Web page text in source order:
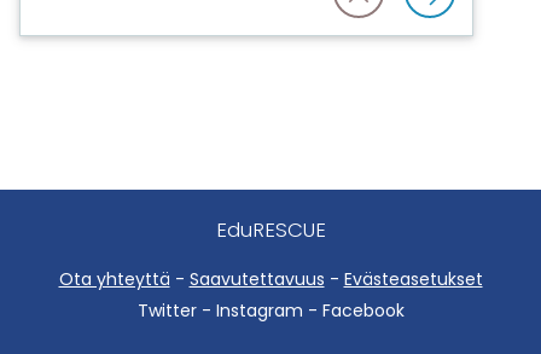
EduRESCUE
Ota yhteyttä - Saavutettavuus - Evästeasetukset
Twitter - Instagram - Facebook